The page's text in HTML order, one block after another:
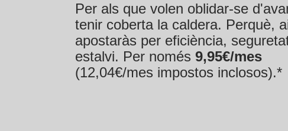
Per als que volen oblidar-se
tenir coberta la caldera. Perquè,
apostaràs per eficiència,
estalvi. Per només 9,95€/mes
(12,04€/mes impostos inclosos).*